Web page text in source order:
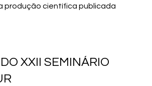
produção científica publicada
XXII SEMINÁRIO